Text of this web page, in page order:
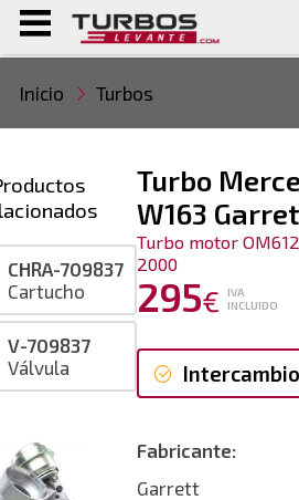
Inicio Turbos
Turbo
W163
Turbo motor
2000
295€
IVA
INCLUIDO
Intercambio
Fabricante:
Garrett
CHRA-709837
Cartucho
V-709837
Válvula